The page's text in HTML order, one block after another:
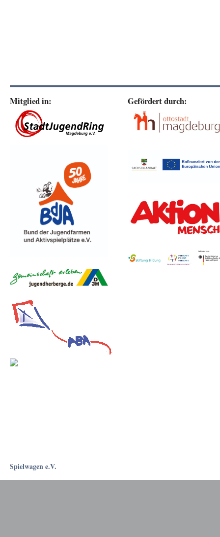
Mitglied in: Gefördert durch:
Spielwagen e.V.